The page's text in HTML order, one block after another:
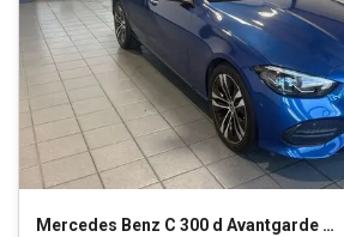
Mercedes Benz C 300 d Avantgarde 4Matic (EURO 6e)